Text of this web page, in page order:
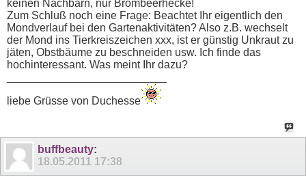
keinen Nachbarn, nur Brombeerhecke!
Zum Schluß noch eine Frage: Beachtet Ihr eigentlich den
Mondverlauf bei den Gartenaktivitäten? Also z.B. wechselt
der Mond ins Tierkreiszeichen xxx, ist er günstig Unkraut zu
jäten, Obstbäume zu beschneiden usw. Ich finde das
hochinteressant. Was meint Ihr dazu?
liebe Grüsse von Duchesse
buffbeauty:
18.05.2011 17:38